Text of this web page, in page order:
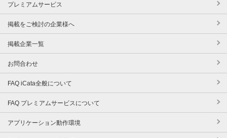
プレミアムサービス
掲載をご検討の企業様へ
掲載企業一覧
お問合わせ
FAQ iCata全般について
FAQ プレミアムサービスについて
アプリケーション動作環境